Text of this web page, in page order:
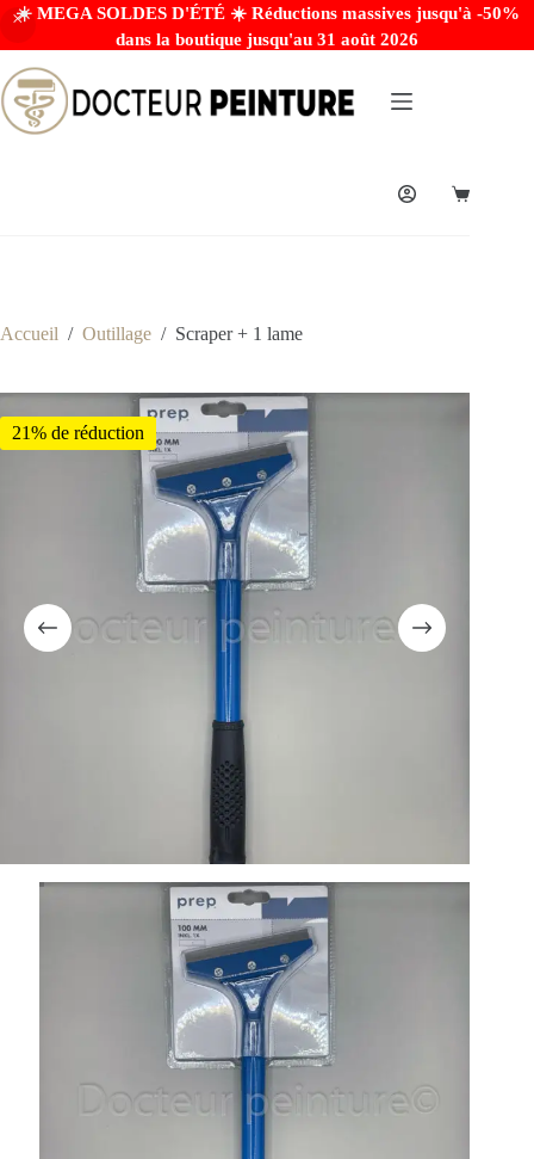
☀️ MEGA SOLDES D'ÉTÉ ☀️ Réductions massives jusqu'à -50%
dans la boutique jusqu'au 31 août 2026
Accueil / Outillage / Scraper + 1 lame
21% de réduction